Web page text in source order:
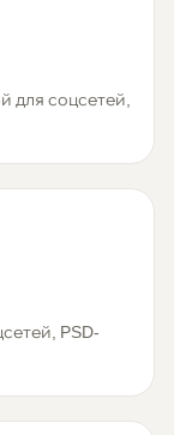
для соцсетей,
PSD-